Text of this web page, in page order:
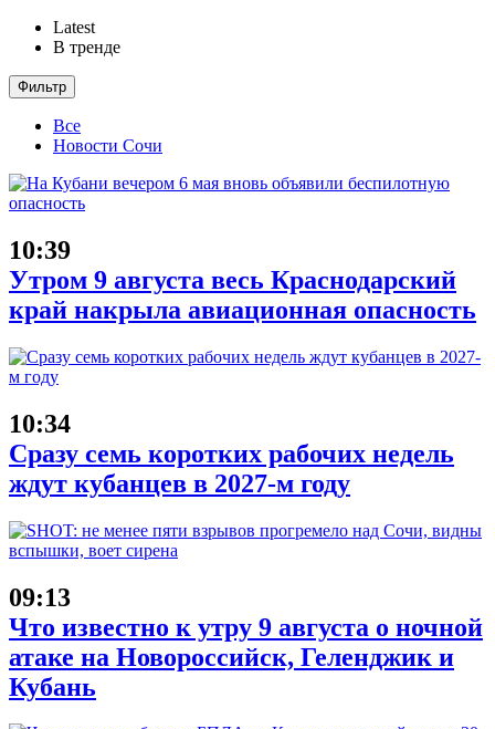
Latest
В тренде
Фильтр
Все
Новости Сочи
10:39
Утром 9 августа весь Краснодарский
край накрыла авиационная опасность
10:34
Сразу семь коротких рабочих недель
ждут кубанцев в 2027-м году
09:13
Что известно к утру 9 августа о ночной
атаке на Новороссийск, Геленджик и
Кубань